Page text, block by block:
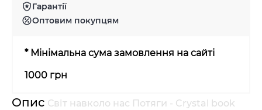
Гарантії
Оптовим покупцям
* Мінімальна сума замовлення на сайті
1000 грн
Опис Світ навколо нас Потяги - Crystal book